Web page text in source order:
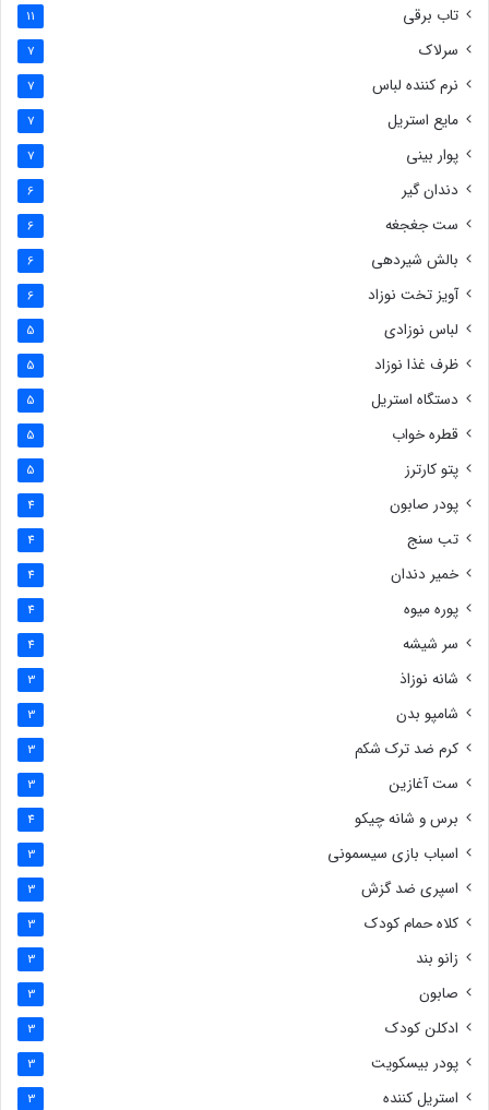
تاب برقی 11
سرلاک 7
نرم کننده لباس 7
مایع استریل 7
پوار بینی 7
دندان گیر 6
ست جغجغه 6
بالش شیردهی 6
آویز تخت نوزاد 6
لباس نوزادی 5
ظرف غذا نوزاد 5
دستگاه استریل 5
قطره خواب 5
پتو کارترز 5
پودر صابون 4
تب سنج 4
خمیر دندان 4
پوره میوه 4
سر شیشه 4
شانه نوزاذ 3
شامپو بدن 3
کرم ضد ترک شکم 3
ست آغازین 3
برس و شانه چیکو 4
اسباب بازی سیسمونی 3
اسپری ضد گزش 3
کلاه حمام کودک 3
زانو بند 3
صابون 3
ادکلن کودک 3
پودر بیسکویت 3
استریل کننده 3